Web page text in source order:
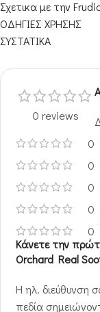
Σχετικα με την
ΟΔΗΓΙΕΣ ΧΡΗΣΗΣ
ΣΥΣΤΑΤΙΚΑ
0 reviews
0
0
0
0
0
Κάνετε την
Orchard Real
Η ηλ. διεύθυνση
πεδία